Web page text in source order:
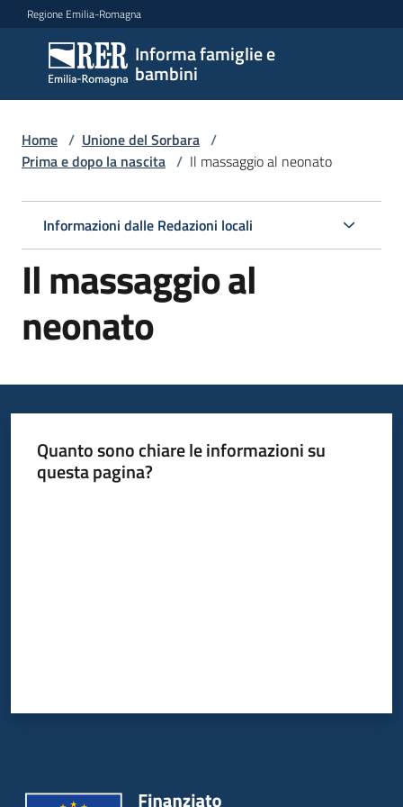
Vai al contenuto
Vai alla navigazione
Vai al footer
Regione Emilia-Romagna
Informa famiglie e
bambini
Informa
famiglie
e
bambini
Argomenti
Servizi
Centri
Informazioni
locali
Home / Unione del Sorbara /
Prima e dopo la nascita / Il massaggio al neonato
Informazioni dalle Redazioni locali
Il massaggio al
neonato
Quanto sono chiare le informazioni su
questa pagina?